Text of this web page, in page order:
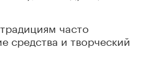
часто
средства и творческий